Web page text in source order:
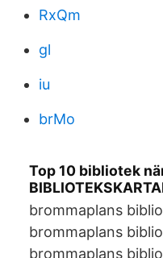
RxQm
gl
iu
brMo
Top 10 bibliotek
brommaplans
brommaplans
brommaplans